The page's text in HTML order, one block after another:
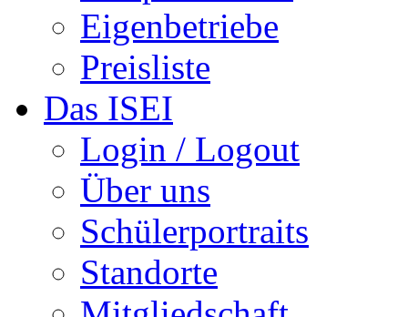
Eigenbetriebe
Preisliste
Das ISEI
Login / Logout
Über uns
Schülerportraits
Standorte